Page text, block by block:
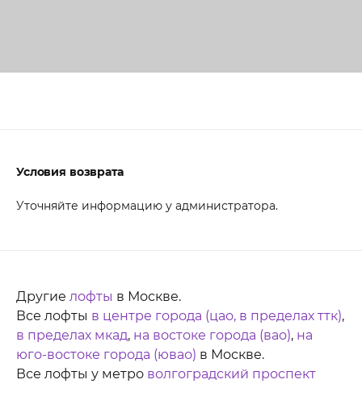
Условия возврата
Уточняйте информацию у администратора.
Другие лофты в Москве.
Все лофты в центре города (цао, в пределах ттк),
в пределах мкад, на востоке города (вао), на
юго-востоке города (ювао) в Москве.
Все лофты у метро волгоградский проспект